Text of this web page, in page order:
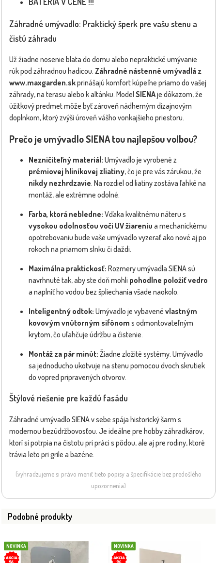
Záhradné umývadlo: Praktický šperk pre vašu stenu a
čistú záhradu
Už žiadne nosenie blata do domu alebo nepraktické umývanie
rúk pod záhradnou hadicou. Záhradné nástenné umývadlá z
www.maxgarden.skprinášajú komfort kúpeľne priamo do vašej
záhrady, na terasu alebo k altánku. Model SIENAje dôkazom, že
úžitkový predmet môže byť zároveň nádherným dizajnovým
doplnkom, ktorý zvýši úroveň vášho vonkajšieho priestoru.
Prečo je umývadlo SIENA tou najlepšou voľbou?
Nezničiteľný materiál: Umývadlo je vyrobené z
prémiovej hliníkovej zliatiny, čo je pre vás zárukou, že
nikdy nezhrdzavie. Na rozdiel od liatiny zostáva ľahké na
montáž, ale extrémne odolné.
Farba, ktorá nebledne: Vďaka kvalitnému náteru s
vysokou odolnosťou voči UV žiareniu a mechanickému
opotrebovaniu bude vaše umývadlo vyzerať ako nové aj po
rokoch na priamom slnku či daždi.
Maximálna praktickosť: Rozmery umývadla SIENA sú
navrhnuté tak, aby ste doň mohli pohodlne položiť vedro
a naplniť ho vodou bez špliechania všade naokolo.
Inteligentný odtok: Umývadlo je vybavené vlastným
kovovým vnútorným sifónom s odmontovateľným
krytom, čo uľahčuje údržbu a čistenie.
Montáž za pár minút: Žiadne zložité systémy. Umývadlo
sa jednoducho ukotvuje na stenu pomocou dvoch skrutiek
do vopred pripravených otvorov.
Štýlové riešenie pre každú fasádu
Záhradné umývadlo SIENA v sebe spája historický šarm s
modernou bezúdržbovosťou. Je ideálne pre hobby záhradkárov,
ktorí si potrpia na čistotu pri práci s pôdou, ale aj pre rodiny, ktoré
trávia leto pri grile a bazéne.
(vyhradzujeme si právo meniť tieto popisy a špecifikácie bez predošlého
upozornenia)
Podobné produkty
NOVINKA NOVINKA